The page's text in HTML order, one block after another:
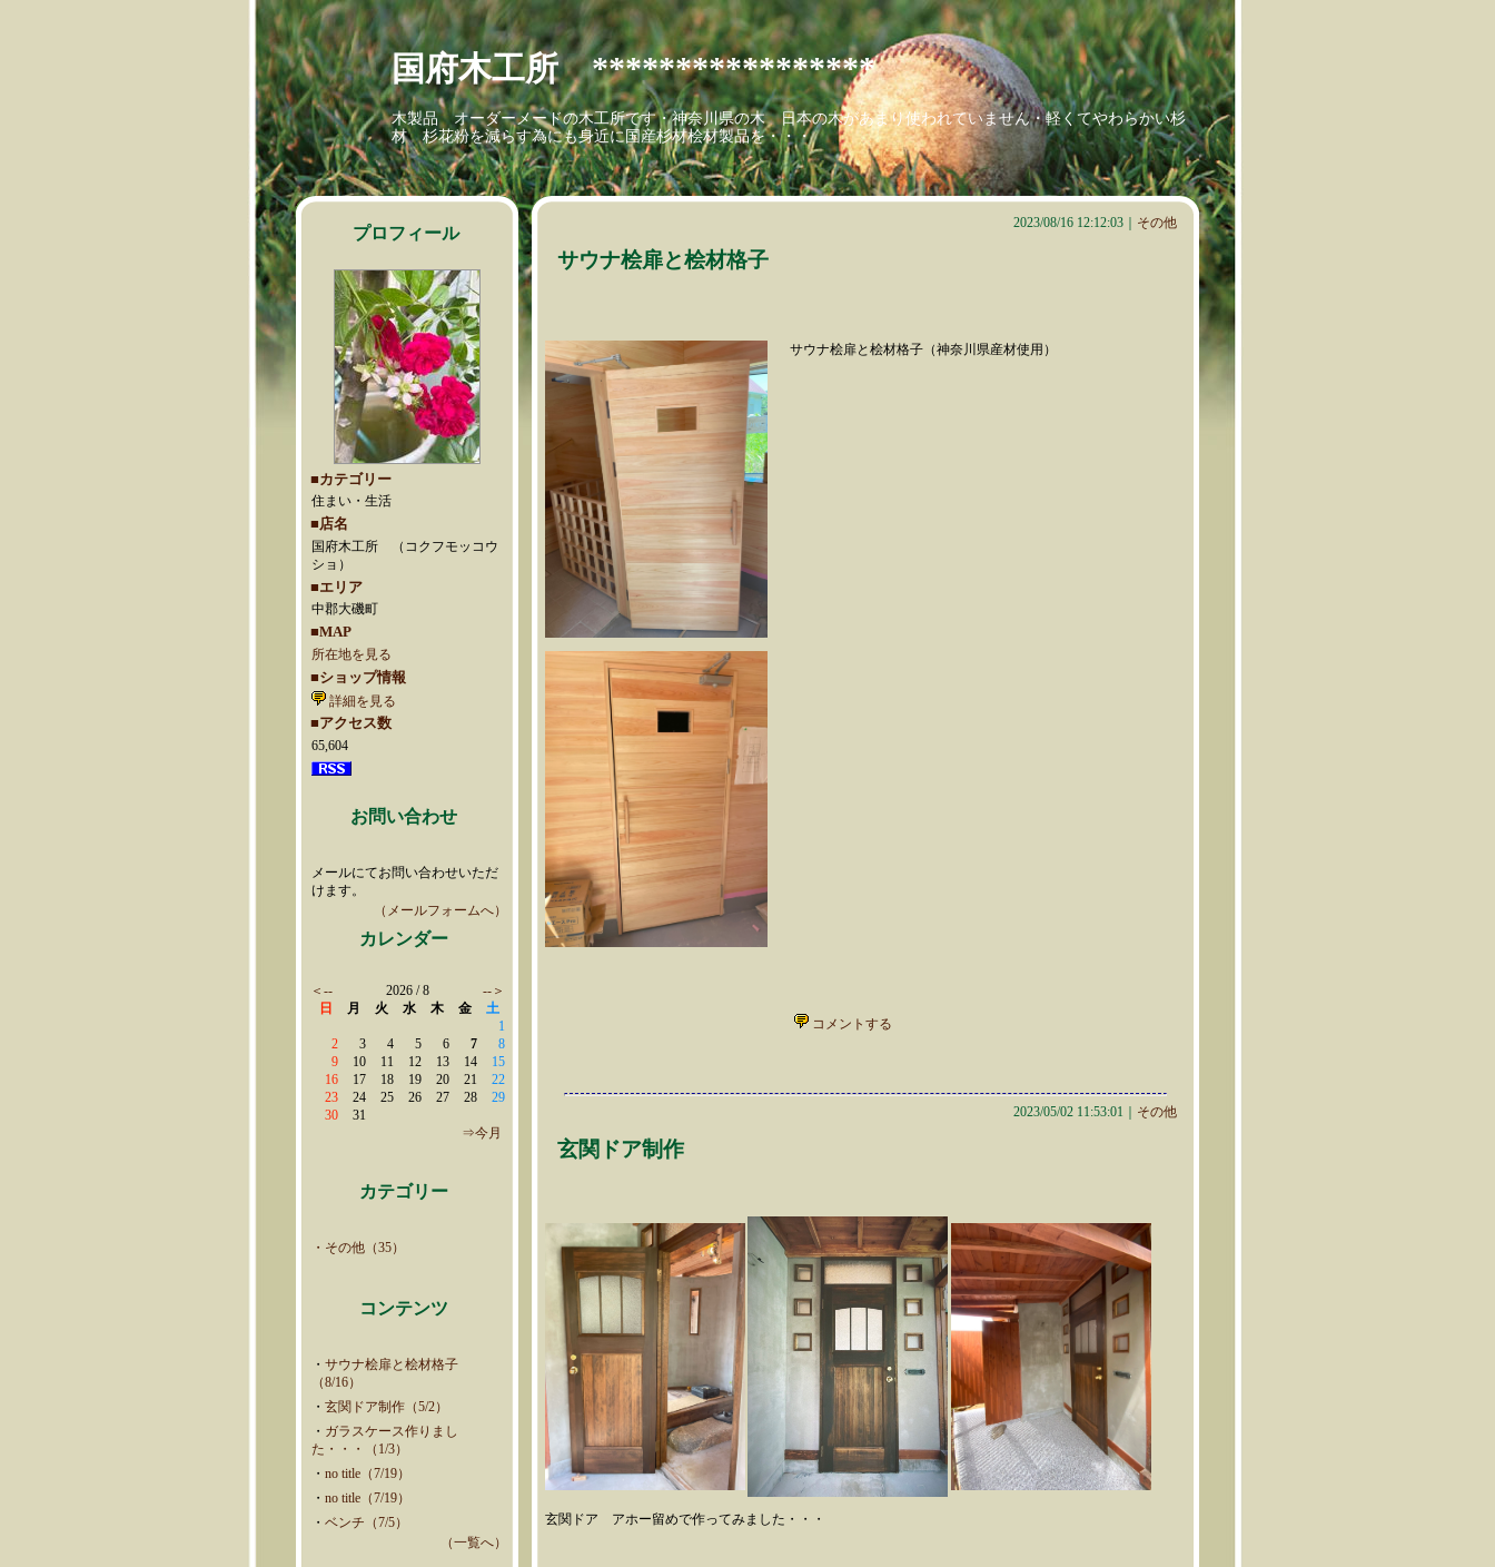
国府木工所 *****************
木製品 オーダーメードの木工所です・神奈川県の木 日本の木があまり使われていません・軽くてやわらかい杉
材 杉花粉を減らす為にも身近に国産杉材桧材製品を・・・
プロフィール
■カテゴリー
住まい・生活
■店名
国府木工所 （コクフモッコウ
ショ）
■エリア
中郡大磯町
■MAP
所在地を見る
■ショップ情報
詳細を見る
■アクセス数
65,604
お問い合わせ
メールにてお問い合わせいただ
けます。
（メールフォームへ）
カレンダー
＜-- 2026 / 8
--＞
日
月 火 水 木 金
土
1
2
3 4 5 6 7
8
9
10 11 12 13 14
15
16
17 18 19 20 21
22
23
24 25 26 27 28
29
30
31
⇒今月
カテゴリー
・その他（35）
コンテンツ
・サウナ桧扉と桧材格子
（8/16）
・玄関ドア制作（5/2）
・ ガラスケース作りまし
た・・・（1/3）
・no title（7/19）
・no title（7/19）
・ベンチ（7/5）
（一覧へ）
2023/08/16 12:12:03｜ その他
サウナ桧扉と桧材格子
サウナ桧扉と桧材格子（神奈川県産材使用）
コメントする
2023/05/02 11:53:01｜ その他
玄関ドア制作
玄関ドア アホー留めで作ってみました・・・